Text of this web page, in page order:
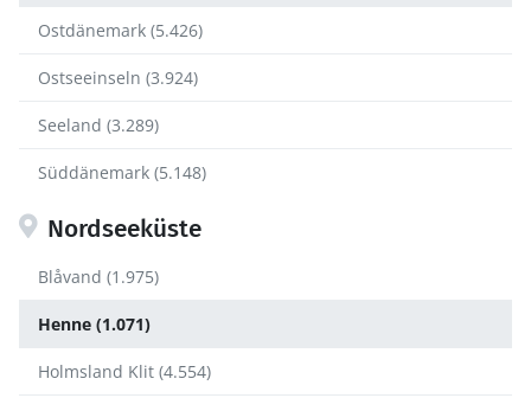
Ostdänemark (5.426)
Ostseeinseln (3.924)
Seeland (3.289)
Süddänemark (5.148)
Nordseeküste
Blåvand (1.975)
Henne (1.071)
Holmsland Klit (4.554)